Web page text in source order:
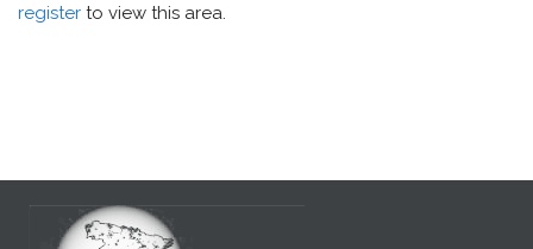
register to view this area.